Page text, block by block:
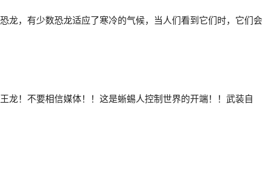
龙，有少数恐龙适应了寒冷的气候，当人们看到它们时，它们会
龙！不要相信媒体！！这是蜥蜴人控制世界的开端！！武装自